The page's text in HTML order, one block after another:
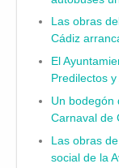
Las obras
Cádiz
El
Predilectos
Un bodegón
Carnaval de
Las obras
social de la